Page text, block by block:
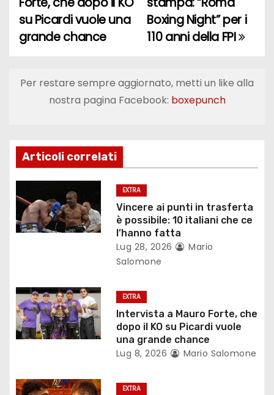
a
v
g
z
i
o
n
r
t
c
Boxing Night” per i
110 anni della FPI
su Picardi vuole una
grande chance
Per restare sempre aggiornato, metti un like alla
nostra pagina Facebook: boxepunch
Articoli correlati
EXTRA
Vincere ai punti in trasferta
è possibile: 10 italiani che ce
l’hanno fatta
Lug 28, 2026
Mario
Salomone
EXTRA
Intervista a Mauro Forte, che
dopo il KO su Picardi vuole
una grande chance
Lug 8, 2026 Mario Salomone
EXTRA